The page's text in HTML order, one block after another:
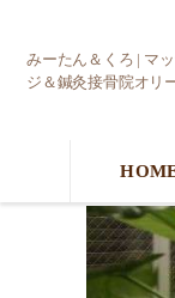
みーたん＆くろ | マ
ジ＆鍼灸接骨院オリ